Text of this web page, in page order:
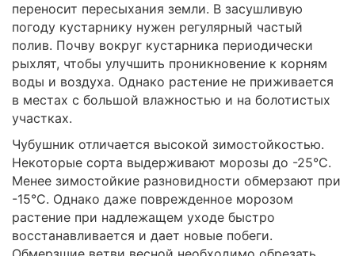
переносит пересыхания земли. В засушливую
погоду кустарнику нужен регулярный частый
полив. Почву вокруг кустарника периодически
рыхлят, чтобы улучшить проникновение к корням
воды и воздуха. Однако растение не приживается
в местах с большой влажностью и на болотистых
участках.
Чубушник отличается высокой зимостойкостью.
Некоторые сорта выдерживают морозы до -25°C.
Менее зимостойкие разновидности обмерзают при
-15°C. Однако даже поврежденное морозом
растение при надлежащем уходе быстро
восстанавливается и дает новые побеги.